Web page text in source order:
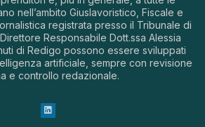
nell’ambito Giuslavoristico, Fiscale e
registrata presso il Tribunale di
Responsabile Dott.ssa Alessia
di Redigo possono essere sviluppati
artificiale, sempre con revisione
e controllo redazionale.